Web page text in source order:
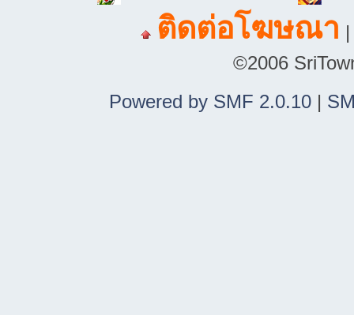
ติดต่อโฆษณา
©2006
Powered by SMF 2.0.10|